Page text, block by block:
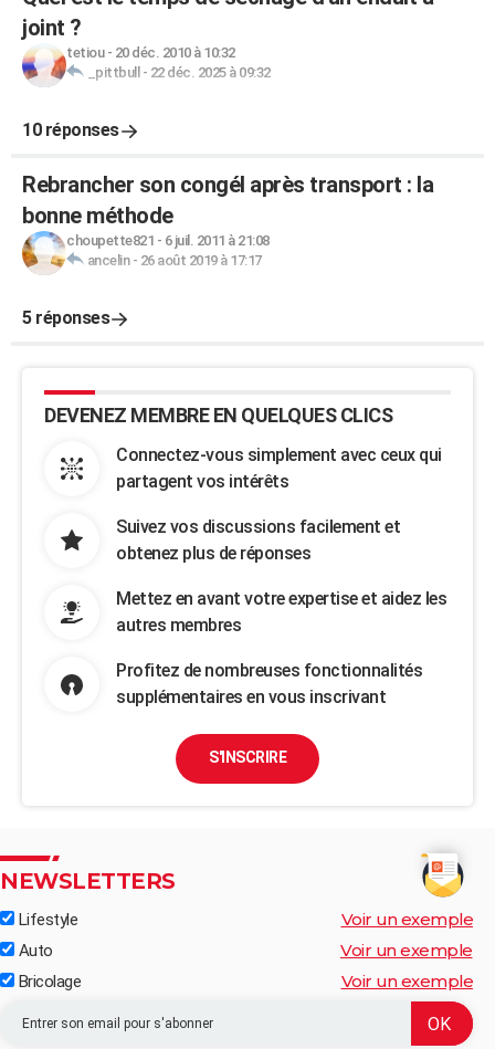
joint ?
tetiou- 20 déc. 2010 à 10:32
_pittbull - 22 déc. 2025 à 09:32
10 réponses
Rebrancher son congél après transport : la
bonne méthode
choupette821 - 6 juil. 2011 à 21:08
ancelin- 26 août 2019 à 17:17
5 réponses
DEVENEZ MEMBRE EN QUELQUES CLICS
Connectez-vous simplement avec ceux qui
partagent vos intérêts
Suivez vos discussions facilement et
obtenez plus de réponses
Mettez en avant votre expertise et aidez les
autres membres
Profitez de nombreuses fonctionnalités
supplémentaires en vous inscrivant
S'INSCRIRE
NEWSLETTERS
Lifestyle Voir un exemple
Auto Voir un exemple
Bricolage Voir un exemple